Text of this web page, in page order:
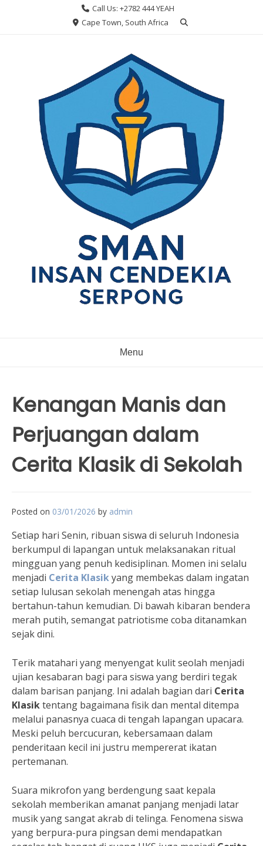
Call Us: +2782 444 YEAH
Cape Town, South Africa
Menu
Kenangan Manis dan
Perjuangan dalam
Cerita Klasik di Sekolah
Posted on 03/01/2026 by admin
Setiap hari Senin, ribuan siswa di seluruh Indonesia
berkumpul di lapangan untuk melaksanakan ritual
mingguan yang penuh kedisiplinan. Momen ini selalu
menjadi Cerita Klasikyang membekas dalam ingatan
setiap lulusan sekolah menengah atas hingga
bertahun-tahun kemudian. Di bawah kibaran bendera
merah putih, semangat patriotisme coba ditanamkan
sejak dini.
Terik matahari yang menyengat kulit seolah menjadi
ujian kesabaran bagi para siswa yang berdiri tegak
dalam barisan panjang. Ini adalah bagian dari Cerita
Klasiktentang bagaimana fisik dan mental ditempa
melalui panasnya cuaca di tengah lapangan upacara.
Meski peluh bercucuran, kebersamaan dalam
penderitaan kecil ini justru mempererat ikatan
pertemanan.
Suara mikrofon yang berdengung saat kepala
sekolah memberikan amanat panjang menjadi latar
musik yang sangat akrab di telinga. Fenomena siswa
yang berpura-pura pingsan demi mendapatkan